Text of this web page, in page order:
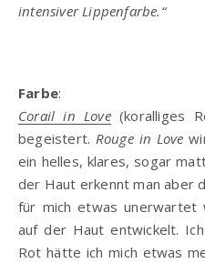
intensiver Lippenfarbe.“
Farbe:
Corail in Love(koralliges
begeistert. Rouge in Love
ein helles, klares, sogar
der Haut erkennt man aber
für mich etwas unerwartet
auf der Haut entwickelt.
Rot hätte ich mich etwas